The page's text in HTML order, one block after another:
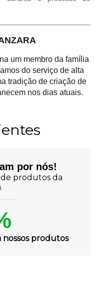
um membro da família
do serviço de alta
tradição de criação de
nos dias atuais.
por nós!
produtos da
produtos